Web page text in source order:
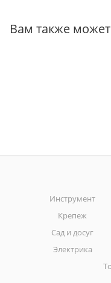
Вам также
Инструмент
Крепеж
Сад и досуг
Электрика